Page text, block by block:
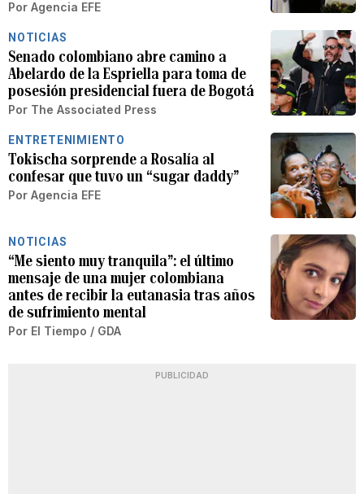
Por Agencia EFE
NOTICIAS
Senado colombiano abre camino a
Abelardo de la Espriella para toma de
posesión presidencial fuera de Bogotá
Por The Associated Press
ENTRETENIMIENTO
Tokischa sorprende a Rosalía al
confesar que tuvo un “sugar daddy”
Por Agencia EFE
NOTICIAS
“Me siento muy tranquila”: el último
mensaje de una mujer colombiana
antes de recibir la eutanasia tras años
de sufrimiento mental
Por El Tiempo / GDA
PUBLICIDAD